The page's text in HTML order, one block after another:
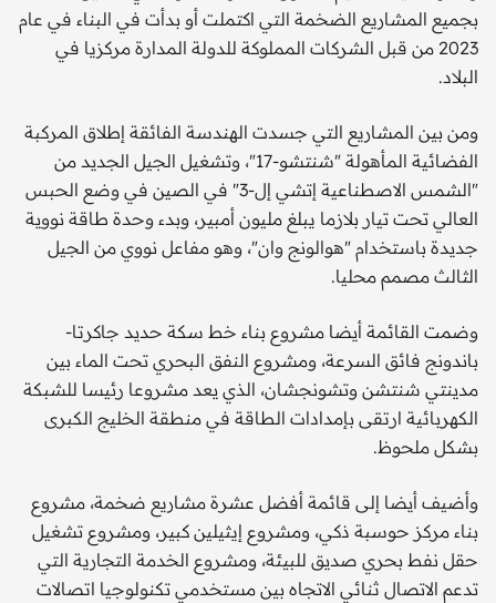
بجميع المشاريع الضخمة التي اكتملت أو بدأت في البناء في عام
2023 من قبل الشركات المملوكة للدولة المدارة مركزيا في
البلاد.
ومن بين المشاريع التي جسدت الهندسة الفائقة إطلاق المركبة
الفضائية المأهولة "شنتشو-17"، وتشغيل الجيل الجديد من
"الشمس الاصطناعية إتشي إل-3" في الصين في وضع الحبس
العالي تحت تيار بلازما يبلغ مليون أمبير، وبدء وحدة طاقة نووية
جديدة باستخدام "هوالونج وان"، وهو مفاعل نووي من الجيل
الثالث مصمم محليا.
وضمت القائمة أيضا مشروع بناء خط سكة حديد جاكرتا-
باندونج فائق السرعة، ومشروع النفق البحري تحت الماء بين
مدينتي شنتشن وتشونجشان، الذي يعد مشروعا رئيسا للشبكة
الكهربائية ارتقى بإمدادات الطاقة في منطقة الخليج الكبرى
بشكل ملحوظ.
وأضيف أيضا إلى قائمة أفضل عشرة مشاريع ضخمة، مشروع
بناء مركز حوسبة ذكي، ومشروع إيثيلين كبير، ومشروع تشغيل
حقل نفط بحري صديق للبيئة، ومشروع الخدمة التجارية التي
تدعم الاتصال ثنائي الاتجاه بين مستخدمي تكنولوجيا اتصالات